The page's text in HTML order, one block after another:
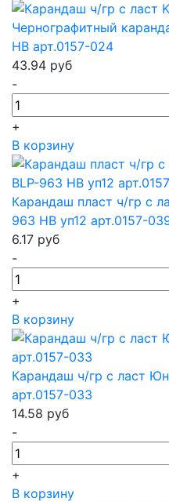
Чернографитный
HB арт.0157-024
43.94 руб
-
+
В корзину
Карандаш пласт ч/гр с
963 HB уп12 арт.0157-
6.17 руб
-
+
В корзину
Карандаш ч/гр с ласт
арт.0157-033
14.58 руб
-
+
В корзину